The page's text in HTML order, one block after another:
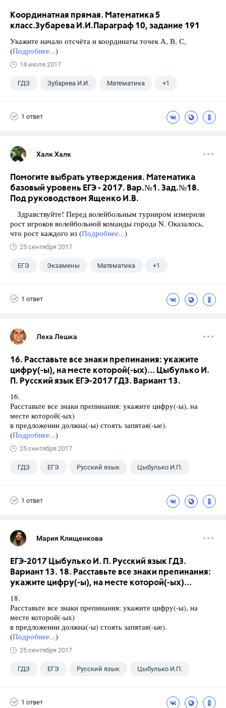
Координатная прямая. Математика 5
класс.Зубарева И.И.Параграф 10, задание 191
Укажите начало отсчёта и координаты точек А, В, С,
(Подробнее...)
14 июля 2017
ГДЗ Зубарева И.И. Математика +1
1 ответ
Халк Халк
Помогите выбрать утверждения. Математика
базовый уровень ЕГЭ - 2017. Вар.№1. Зад.№18.
Под руководством Ященко И.В.
Здравствуйте! Перед волейбольным турниром измерили
рост игроков волейбольной команды города N. Оказалось,
что рост каждого из (Подробнее...)
25 сентября 2017
ЕГЭ Экзамены Математика +1
1 ответ
Леха Лешка
16. Расставьте все знаки препинания: укажите
цифру(-ы), на месте которой(-ых)... Цыбулько И.
П. Русский язык ЕГЭ-2017 ГДЗ. Вариант 13.
16.
Расставьте все знаки препинания: укажите цифру(-ы), на
месте которой(-ых)
в предложении должна(-ы) стоять запятая(-ые).
(Подробнее...)
25 сентября 2017
ГДЗ ЕГЭ Русский язык Цыбулько И.П.
1 ответ
Мария Клищенкова
ЕГЭ-2017 Цыбулько И. П. Русский язык ГДЗ.
Вариант 13. 18. Расставьте все знаки препинания:
укажите цифру(-ы), на месте которой(-ых)...
18.
Расставьте все знаки препинания: укажите цифру(-ы), на
месте которой(-ых)
в предложении должна(-ы) стоять запятая(-ые).
(Подробнее...)
25 сентября 2017
ГДЗ ЕГЭ Русский язык Цыбулько И.П.
1 ответ